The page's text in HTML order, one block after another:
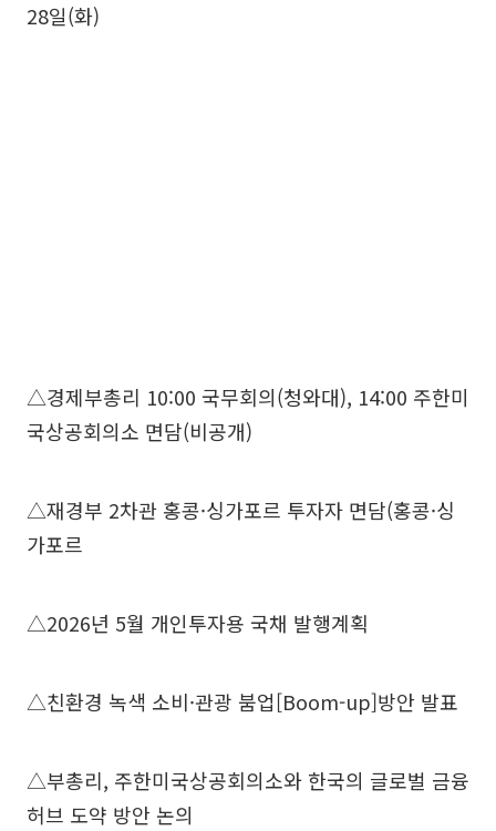
28일(화)
△경제부총리 10:00 국무회의(청와대), 14:00 주한미
국상공회의소 면담(비공개)
△재경부 2차관 홍콩·싱가포르 투자자 면담(홍콩·싱
가포르
△2026년 5월 개인투자용 국채 발행계획
△친환경 녹색 소비·관광 붐업[Boom-up]방안 발표
△부총리, 주한미국상공회의소와 한국의 글로벌 금융
허브 도약 방안 논의